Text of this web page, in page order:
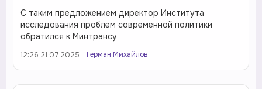
С таким предложением директор Института
исследования проблем современной политики
обратился к Минтрансу
12:26 21.07.2025 Герман Михайлов